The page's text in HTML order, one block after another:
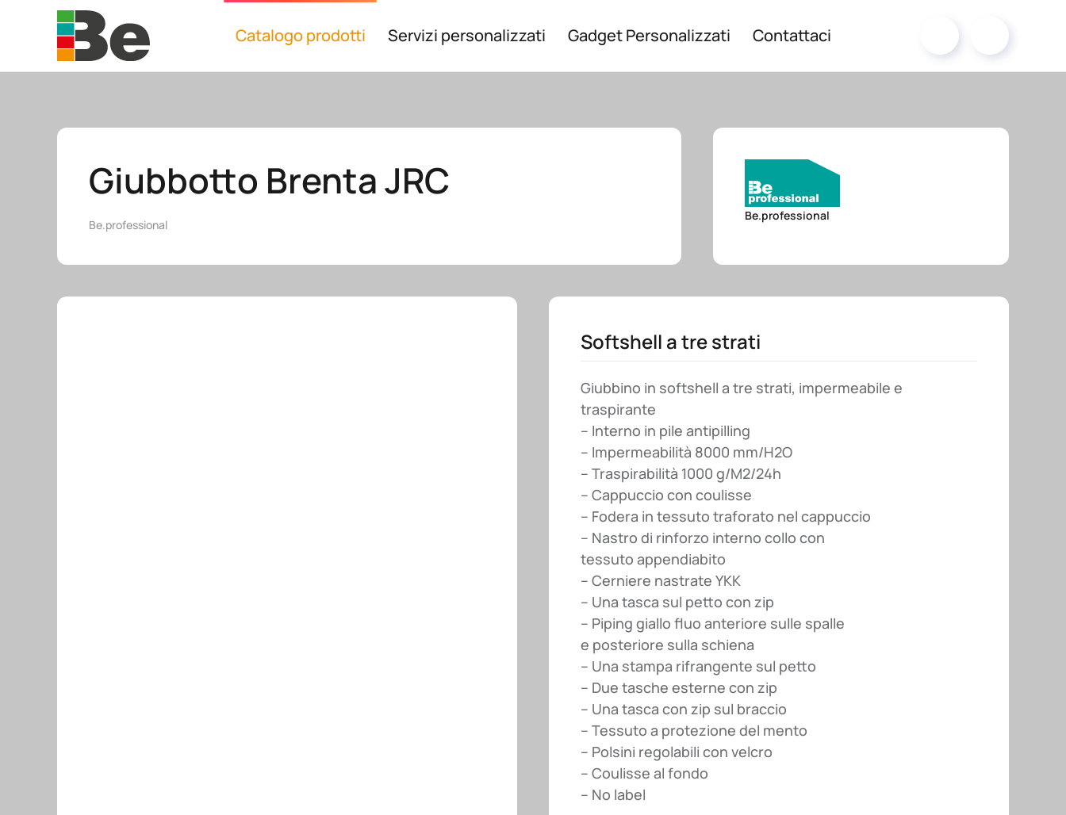
Skip to main content Catalogo prodotti Servizi personalizzati Gadget Personalizzati Contattaci
Giubbotto Brenta JRC
Be.professional
Be.professional
Softshell a tre strati
Giubbino in softshell a tre strati, impermeabile e
traspirante
– Interno in pile antipilling
– Impermeabilità 8000 mm/H2O
– Traspirabilità 1000 g/M2/24h
– Cappuccio con coulisse
– Fodera in tessuto traforato nel cappuccio
– Nastro di rinforzo interno collo con
tessuto appendiabito
– Cerniere nastrate YKK
– Una tasca sul petto con zip
– Piping giallo fluo anteriore sulle spalle
e posteriore sulla schiena
– Una stampa rifrangente sul petto
– Due tasche esterne con zip
– Una tasca con zip sul braccio
– Tessuto a protezione del mento
– Polsini regolabili con velcro
– Coulisse al fondo
– No label